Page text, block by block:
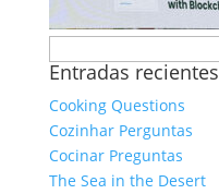
Entradas recientes
Cooking Questions
Cozinhar Perguntas
Cocinar Preguntas
The Sea in the Desert